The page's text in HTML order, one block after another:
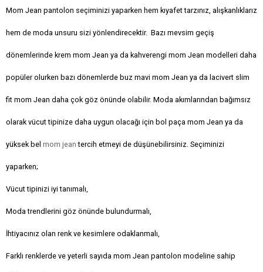
Mom Jean pantolon seçiminizi yaparken hem kıyafet tarzınız, alışkanlıklarız
hem de moda unsuru sizi yönlendirecektir. Bazı mevsim geçiş
dönemlerinde krem mom Jean ya da kahverengi mom Jean modelleri daha
popüler olurken bazı dönemlerde buz mavi mom Jean ya da lacivert slim
fit mom Jean daha çok göz önünde olabilir. Moda akımlarından bağımsız
olarak vücut tipinize daha uygun olacağı için bol paça mom Jean ya da
yüksek bel mom jean tercih etmeyi de düşünebilirsiniz. Seçiminizi
yaparken;
Vücut tipinizi iyi tanımalı,
Moda trendlerini göz önünde bulundurmalı,
İhtiyacınız olan renk ve kesimlere odaklanmalı,
Farklı renklerde ve yeterli sayıda mom Jean pantolon modeline sahip